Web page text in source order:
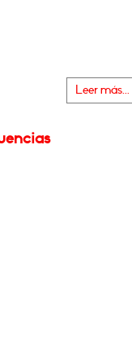
Leer más...